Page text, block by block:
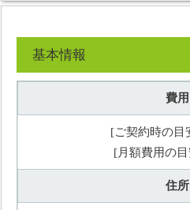
基本情報
費用
[ご契約時の目
[月額費用の
住所